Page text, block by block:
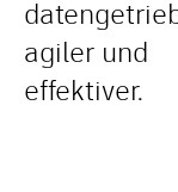
agiler und
effektiver.